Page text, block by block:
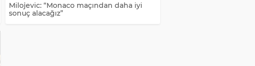
Milojevic: “Monaco maçından daha iyi
sonuç alacağız”